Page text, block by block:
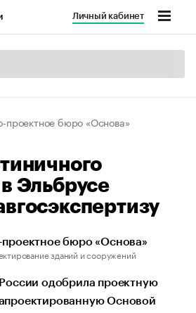
Личный кабинет
проектное бюро «Основа»
Эльбрусе
бюро «Основа»
зданий и сооружений
России одобрила проектную
Основой